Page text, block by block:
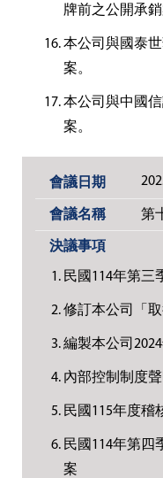
牌前之公開承銷
本公司與國泰
案。
本公司與中國
案。
第
民國114年第三
修訂本公司「
編製本公司
內部控制制度
民國115年度稽
民國114年第四
案